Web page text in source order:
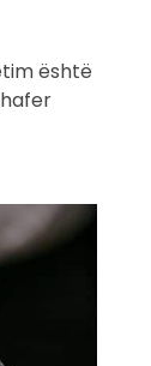
është